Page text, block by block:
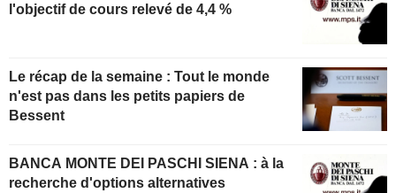
l'objectif de cours relevé de 4,4 %
Le récap de la semaine : Tout le monde
n'est pas dans les petits papiers de
Bessent
BANCA MONTE DEI PASCHI SIENA : à la
recherche d'options alternatives